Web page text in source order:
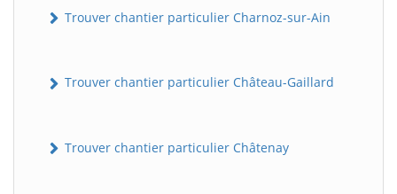
Trouver chantier particulier Charnoz-sur-Ain
Trouver chantier particulier Château-Gaillard
Trouver chantier particulier Châtenay